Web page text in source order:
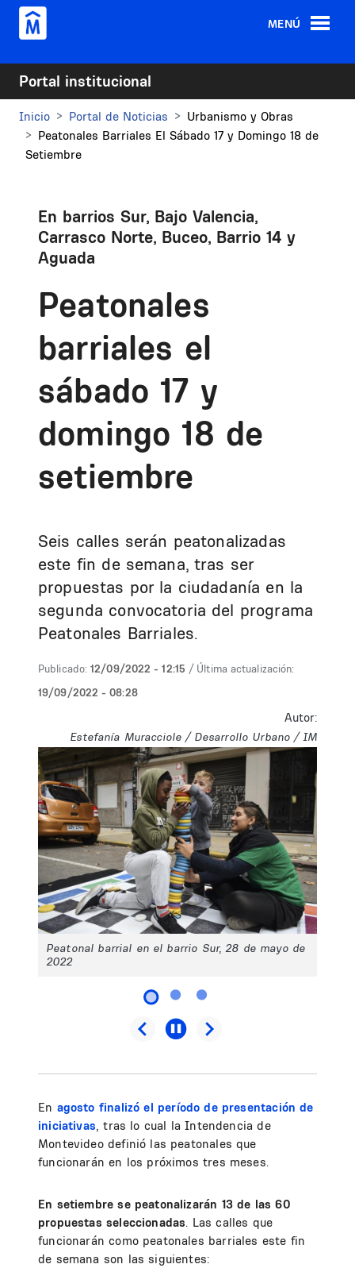
Pasar al contenido principal
MENÚ
Portal institucional
Inicio Portal de Noticias
Urbanismo y Obras
Peatonales Barriales El Sábado 17 y Domingo 18 de
Setiembre
En barrios Sur, Bajo Valencia,
Carrasco Norte, Buceo, Barrio 14 y
Aguada
Peatonales
barriales el
sábado 17 y
domingo 18 de
setiembre
Seis calles serán peatonalizadas
este fin de semana, tras ser
propuestas por la ciudadanía en la
segunda convocatoria del programa
Peatonales Barriales.
Publicado: 12/09/2022 - 12:15 / Última actualización:
19/09/2022 - 08:28
Autor:
Estefanía Muracciole / Desarrollo Urbano / IM
Peatonal barrial en el barrio Sur, 28 de mayo de
2022
En agosto finalizó el período de presentación de
iniciativas, tras lo cual la Intendencia de
Montevideo definió las peatonales que
funcionarán en los próximos tres meses.
En setiembre se peatonalizarán 13 de las 60
propuestas seleccionadas. Las calles que
funcionarán como peatonales barriales este fin
de semana son las siguientes: